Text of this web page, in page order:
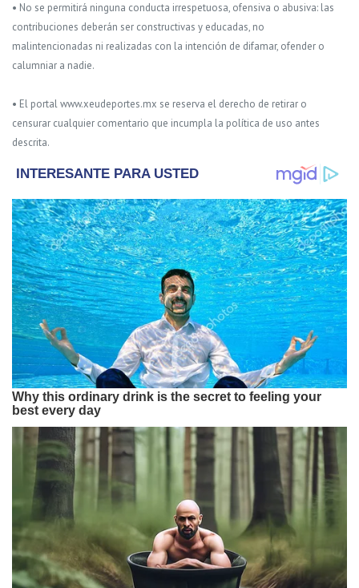
• No se permitirá ninguna conducta irrespetuosa, ofensiva o abusiva: las
contribuciones deberán ser constructivas y educadas, no
malintencionadas ni realizadas con la intención de difamar, ofender o
calumniar a nadie.
• El portal www.xeudeportes.mx se reserva el derecho de retirar o
censurar cualquier comentario que incumpla la política de uso antes
descrita.